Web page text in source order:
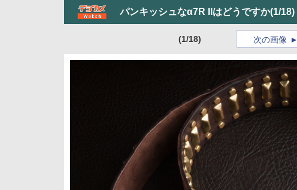
パンキッシュなα7R IIはどうですか(1/18)
(1/18) 次の画像